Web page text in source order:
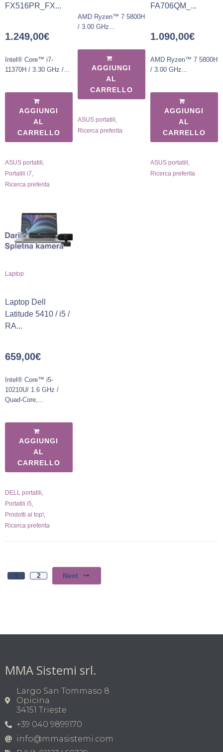
FX516PR_FX...
1.249,00€
Intel® Core™ i7-
11370H / 3.30 GHz /...
AGGIUNGI
AL
CARRELLO
ASUS portatili
Portatili i7
Ricerca preferita
AMD Ryzen™ 7 5800H
/ 3.00 GHz...
AGGIUNGI
AL
CARRELLO
ASUS portatili,
Ricerca preferita
FA706QM_...
1.090,00€
AMD Ryzen™ 7 5800H
/ 3.00 GHz...
AGGIUNGI
AL
CARRELLO
ASUS portatili
Ricerca preferita
Laptop
Laptop Dell
Latitude 5410 / i5 /
RA...
659,00€
Intel® Core™ i5-
10210U/ 1.6 GHz /
Quad-Core,...
AGGIUNGI
AL
CARRELLO
DELL portatili
Portatili i5
Prodotti al top!
Ricerca preferita
1 2 Next
MMA Sistemi srl.
Largo San Tommaso 8
Opicina
34151 Trieste
+39 040 9899170
info@mmasistemi.com